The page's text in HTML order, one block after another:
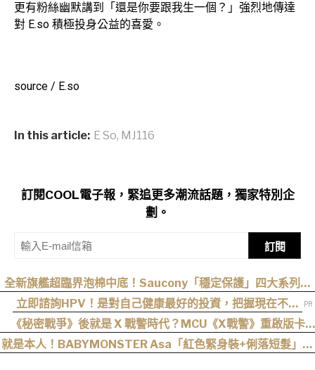
更有粉絲幽默講到「還是你要跟我生一個？」強烈地傳達
對 E.so 積極投身公益的喜愛。
source / E.so
In this article: E So, MJ116
訂閱COOL電子報，緊追更多潮流話題，獨家特別企
劃。
訂閱
全新旗艦超臨界泡棉中底！Saucony「穩定保護」四大系列鞋
款發布
立即諮詢HPV！是對自己健康最好的投資，把握現在不嫌
晚！
《秘密戰爭》後就是 X 戰警時代？MCU《X戰警》重啟版卡
司、上映時間與最新爆料整理
就是本人！BABYMONSTER Asa「紅色緊身裝+俐落短髮」與